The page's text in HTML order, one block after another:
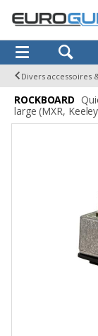
Divers accessoires
ROCKBOARD
large (MXR,